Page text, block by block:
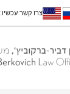
צרו קשר עכשיו:03-9518141